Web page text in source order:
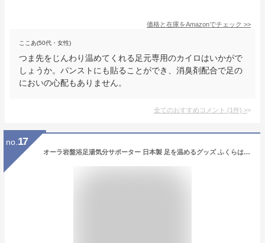
価格と在庫をAmazonでチェック >>
ここあ(50代・女性)
つま先をじんわり温めてくれる足元専用のカイロはいかがで
しょうか。パンストにも貼ることができ、消臭剤配合で足の
においの心配もありません。
全てのおすすめコメント (1件) >
no. 17
オーラ岩盤浴足湯気分サポーター 日本製 足を温めるグッズ ふくらはぎ サポーター あったかグッズ 足元 温める